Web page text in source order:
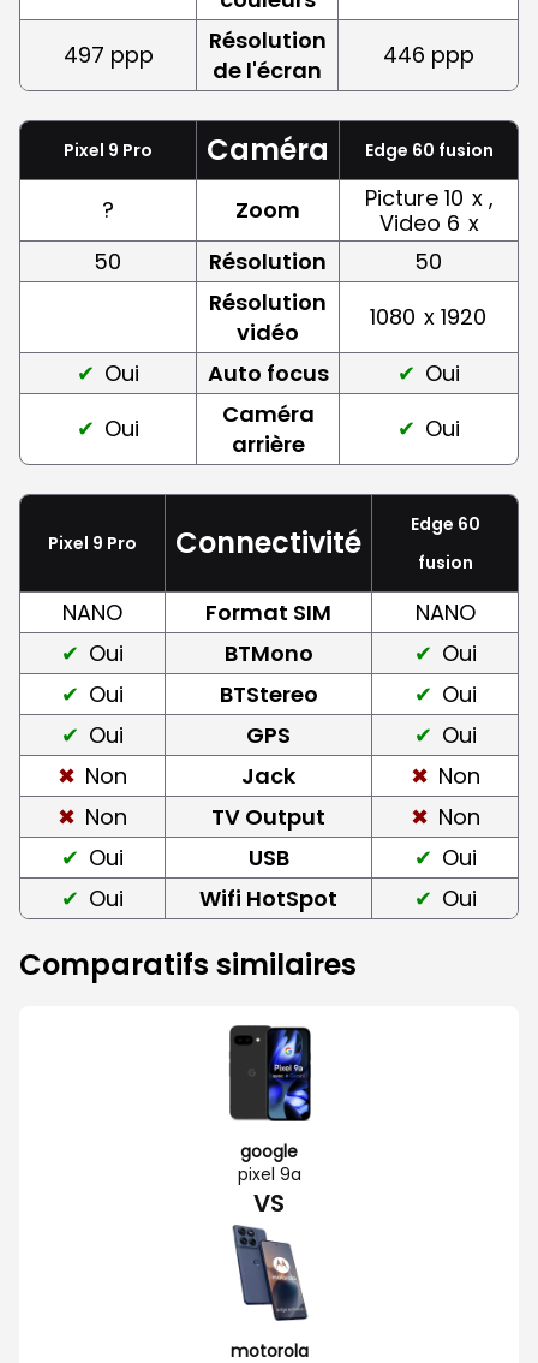
497 ppp
Résolution
de l'écran
446 ppp
Pixel 9 Pro Caméra Edge 60 fusion
? Zoom Picture 10 x ,
Video 6 x
50
Résolution
50
Résolution
vidéo
1080 x 1920
Oui
Auto focus
Oui
Oui
Caméra
arrière
Oui
Pixel 9 Pro Connectivité
Edge 60
fusion
NANO Format SIM
NANO
Oui
BTMono
Oui
Oui
BTStereo
Oui
Oui
GPS
Oui
Non
Jack
Non
Non
TV Output
Non
Oui
USB
Oui
Oui
Wifi HotSpot Oui
Comparatifs similaires
google
pixel 9a
VS
motorola